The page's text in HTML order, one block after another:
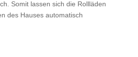
Somit lassen sich die Rollläden
des Hauses automatisch